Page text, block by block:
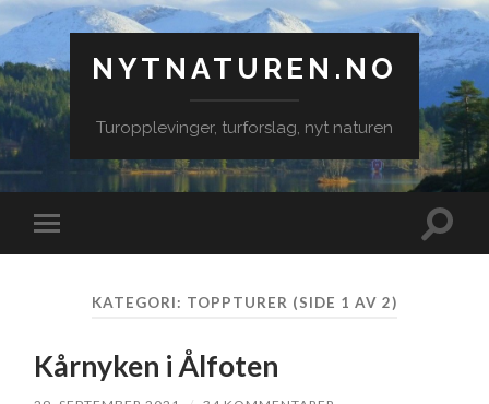
NYTNATUREN.NO
Turopplevinger, turforslag, nyt naturen
Veksle
mobilmeny
Veksle
KATEGORI: TOPPTURER (SIDE 1 AV 2)
Kårnyken i Ålfoten